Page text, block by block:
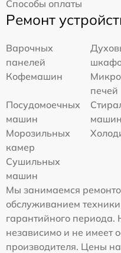
Способы оплаты
Ремонт
Варочных
панелей
Кофемашин
печей
Посудомоечных
машин
машин
Морозильных
камер
Сушильных
машин
Мы занимаемся
обслуживанием
гарантийного
независимо и не имеет
производителя. Цены